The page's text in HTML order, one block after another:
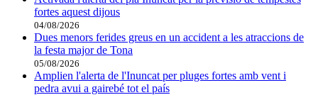
fortes aquest dijous
04/08/2026
Dues menors ferides greus en un accident a les atraccions de
la festa major de Tona
05/08/2026
Amplien l'alerta de l'Inuncat per pluges fortes amb vent i
pedra avui a gairebé tot el país